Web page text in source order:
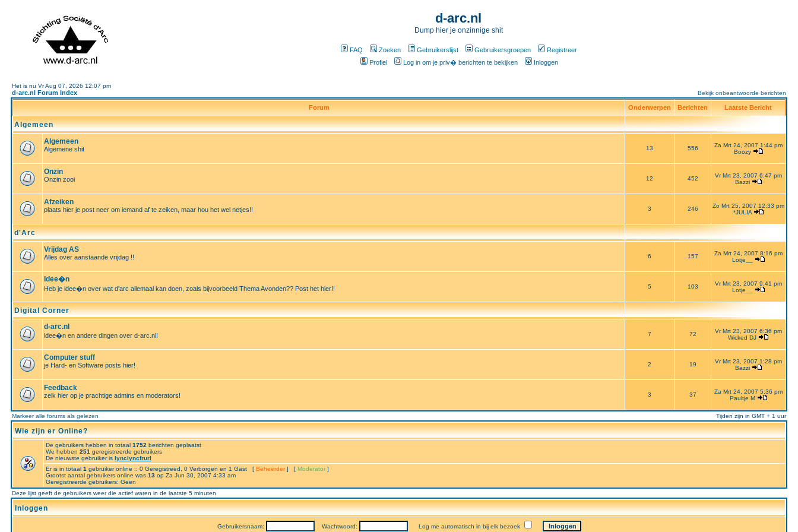
d-arc.nl
Dump hier je onzinnige shit
FAQ Zoeken Gebruikerslijst Gebruikersgroepen
Registreer
Profiel
Log in om je priv� berichten te bekijken Inloggen
Het is nu Vr Aug 07, 2026 12:07 pm
d-arc.nl Forum Index Bekijk onbeantwoorde berichten
Forum Onderwerpen Berichten Laatste Bericht
Algemeen
Algemeen
Algemene shit 13 556
Za Mrt 24, 2007 1:44 pm
Boozy
Onzin
Onzin zooi 12 452
Vr Mrt 23, 2007 6:47 pm
Bazzi
Afzeiken
plaats hier je post neer om iemand af te zeiken, maar hou het wel netjes!! 3 246
Zo Mrt 25, 2007 12:33 pm
*JULIA
d'Arc
Vrijdag AS
Alles over aanstaande vrijdag !! 6 157
Za Mrt 24, 2007 8:16 pm
Lotje__
Idee�n
Heb je idee�n over wat d'arc allemaal kan doen, zoals bijvoorbeeld Thema Avonden?? Post het hier!! 5 103
Vr Mrt 23, 2007 9:41 pm
Lotje__
Digital Corner
d-arc.nl
idee�n en andere dingen over d-arc.nl! 7 72
Vr Mrt 23, 2007 6:36 pm
Wicked DJ
Computer stuff
je Hard- en Software posts hier! 2 19
Vr Mrt 23, 2007 1:28 pm
Bazzi
Feedback
zeik hier op je prachtige admins en moderators! 3 37
Za Mrt 24, 2007 5:36 pm
Paultje M
Markeer alle forums als gelezen Tijden zijn in GMT + 1 uur
Wie zijn er Online?
De gebruikers hebben in totaal 1752 berichten geplaatst
We hebben 251 geregistreerde gebruikers
De nieuwste gebruiker is lynclyncfrurl
Er is in totaal 1 gebruiker online :: 0 Geregistreed, 0 Verborgen en 1 Gast [ Beheerder ] [ Moderator ]
Grootst aantal gebruikers online was 13 op Za Jun 30, 2007 4:33 am
Geregistreerde gebruikers: Geen
Deze lijst geeft de gebruikers weer die actief waren in de laatste 5 minuten
Inloggen
Gebruikersnaam: Wachtwoord: Log me automatisch in bij elk bezoek